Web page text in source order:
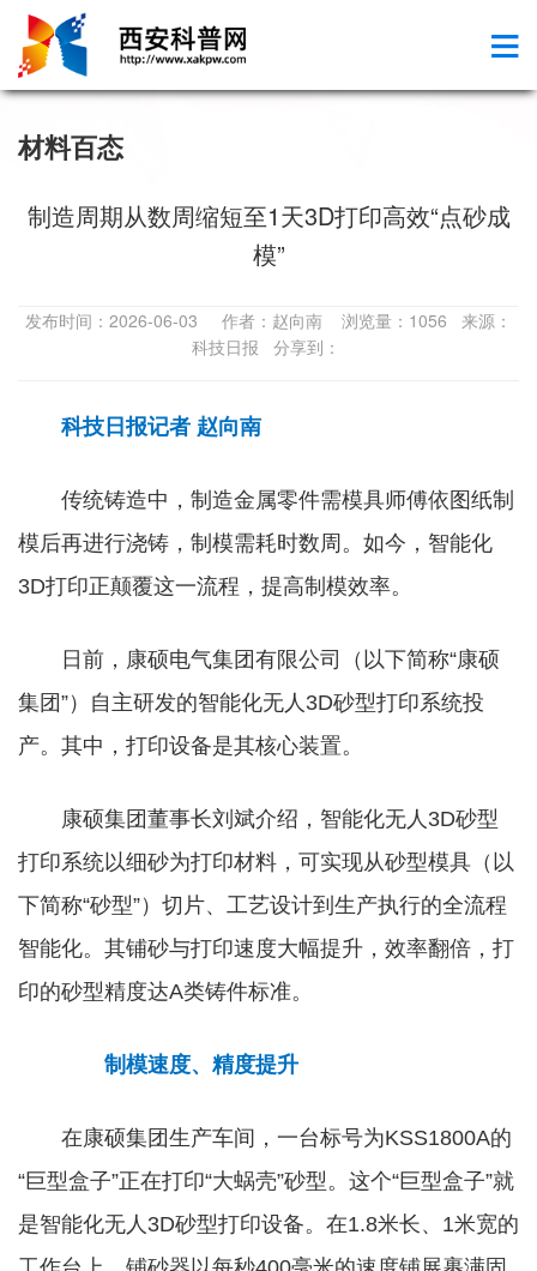
材料百态
制造周期从数周缩短至1天3D打印高效“点砂成
模”
发布时间：2026-06-03 作者：赵向南 浏览量：1056 来源：
科技日报 分享到：
科技日报记者 赵向南
传统铸造中，制造金属零件需模具师傅依图纸制
模后再进行浇铸，制模需耗时数周。如今，智能化
3D打印正颠覆这一流程，提高制模效率。
日前，康硕电气集团有限公司（以下简称“康硕
集团”）自主研发的智能化无人3D砂型打印系统投
产。其中，打印设备是其核心装置。
康硕集团董事长刘斌介绍，智能化无人3D砂型
打印系统以细砂为打印材料，可实现从砂型模具（以
下简称“砂型”）切片、工艺设计到生产执行的全流程
智能化。其铺砂与打印速度大幅提升，效率翻倍，打
印的砂型精度达A类铸件标准。
制模速度、精度提升
在康硕集团生产车间，一台标号为KSS1800A的
“巨型盒子”正在打印“大蜗壳”砂型。这个“巨型盒子”就
是智能化无人3D砂型打印设备。在1.8米长、1米宽的